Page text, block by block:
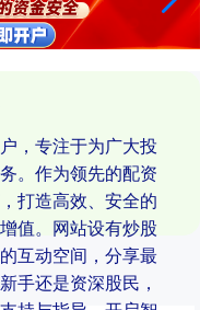
，专注于为广大投
。作为领先的配资
打造高效、安全的
值。网站设有炒股
互动空间，分享最
手还是资深股民，